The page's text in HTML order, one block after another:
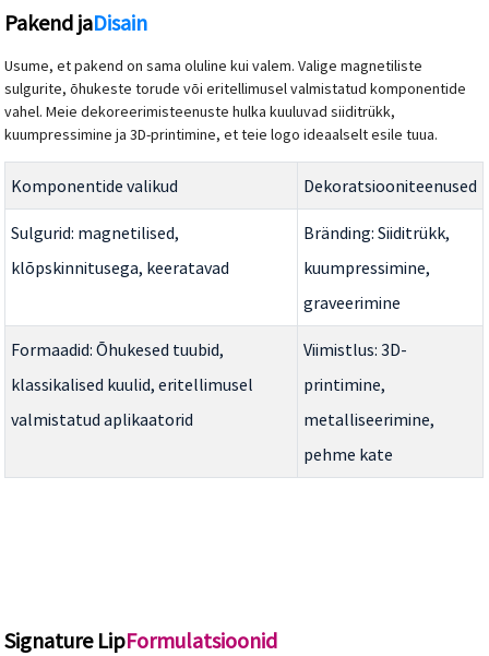
Pakend jaDisain
Usume, et pakend on sama oluline kui valem. Valige magnetiliste
sulgurite, õhukeste torude või eritellimusel valmistatud komponentide
vahel. Meie dekoreerimisteenuste hulka kuuluvad siiditrükk,
kuumpressimine ja 3D-printimine, et teie logo ideaalselt esile tuua.
Komponentide valikud Dekoratsiooniteenused
Sulgurid: magnetilised,
klõpskinnitusega, keeratavad
Bränding: Siiditrükk,
kuumpressimine,
graveerimine
Formaadid: Õhukesed tuubid,
klassikalised kuulid, eritellimusel
valmistatud aplikaatorid
Viimistlus: 3D-
printimine,
metalliseerimine,
pehme kate
Signature LipFormulatsioonid